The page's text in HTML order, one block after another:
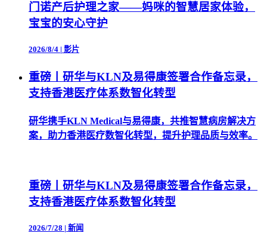
门诺产后护理之家——妈咪的智慧居家体验，
宝宝的安心守护
2026/8/4 | 影片
重磅丨研华与KLN及易得康签署合作备忘录，
支持香港医疗体系数智化转型
研华携手KLN Medical与易得康，共推智慧病房解决方
案，助力香港医疗数智化转型，提升护理品质与效率。
重磅丨研华与KLN及易得康签署合作备忘录，
支持香港医疗体系数智化转型
2026/7/28 | 新闻